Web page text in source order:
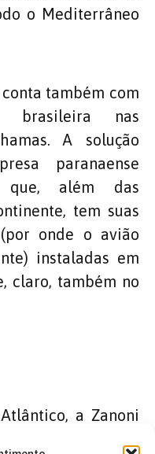
o Mediterrâneo
também com
brasileira nas
A solução
paranaense
que, além das
tem suas
onde o avião
instaladas em
claro, também no
a Zanoni
para gerar o